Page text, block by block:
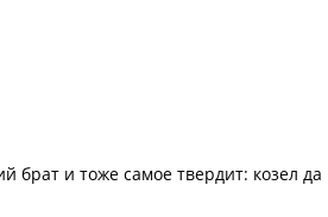
брат и тоже самое твердит: козел да